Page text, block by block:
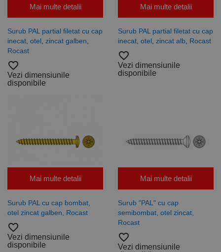
Mai multe detalii
Surub PAL partial filetat cu cap
inecat, otel, zincat galben,
Rocast
favorite_border
Vezi dimensiunile
disponibile
Mai multe detalii
Surub PAL partial filetat cu cap
inecat, otel, zincat alb, Rocast
favorite_border
Vezi dimensiunile
disponibile
Mai multe detalii
Surub PAL cu cap bombat,
otel zincat galben, Rocast
favorite_border
Vezi dimensiunile
disponibile
Mai multe detalii
Surub "PAL" cu cap
semibombat, otel zincat,
Rocast
favorite_border
Vezi dimensiunile